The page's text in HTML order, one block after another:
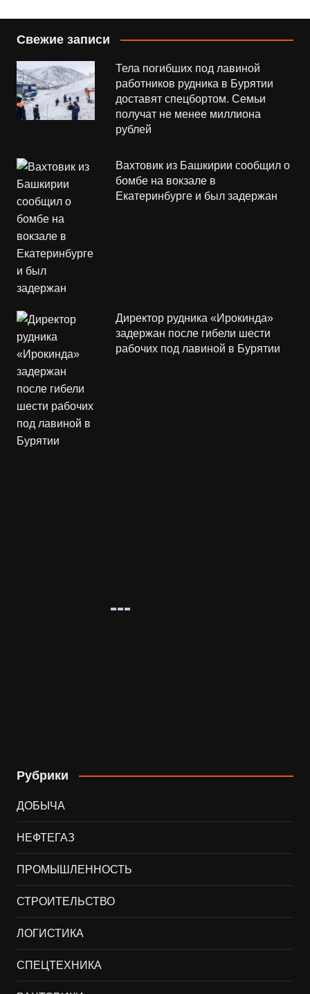
Свежие записи
Тела погибших под лавиной
работников рудника в Бурятии
доставят спецбортом. Семьи
получат не менее миллиона
рублей
Вахтовик из Башкирии сообщил о
бомбе на вокзале в
Екатеринбурге и был задержан
Директор рудника «Ирокинда»
задержан после гибели шести
рабочих под лавиной в Бурятии
Рубрики
ДОБЫЧА
НЕФТЕГАЗ
ПРОМЫШЛЕННОСТЬ
СТРОИТЕЛЬСТВО
ЛОГИСТИКА
СПЕЦТЕХНИКА